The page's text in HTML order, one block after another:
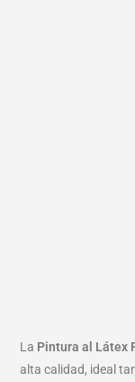
La Pintura al Látex
alta calidad, ideal